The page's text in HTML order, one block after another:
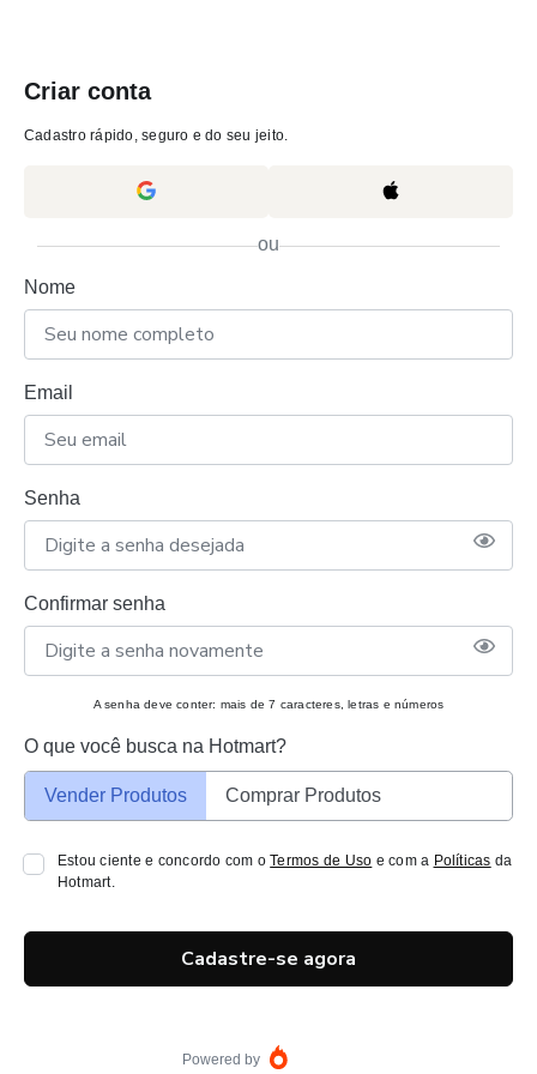
Criar conta
Cadastro rápido, seguro e do seu jeito.
ou
Nome
Email
Senha
Confirmar senha
A senha deve conter: mais de 7 caracteres, letras e números
O que você busca na Hotmart?
Vender Produtos Comprar Produtos
Estou ciente e concordo com oTermos de Uso e com a Políticas da
Hotmart.
Cadastre-se agora
Powered by